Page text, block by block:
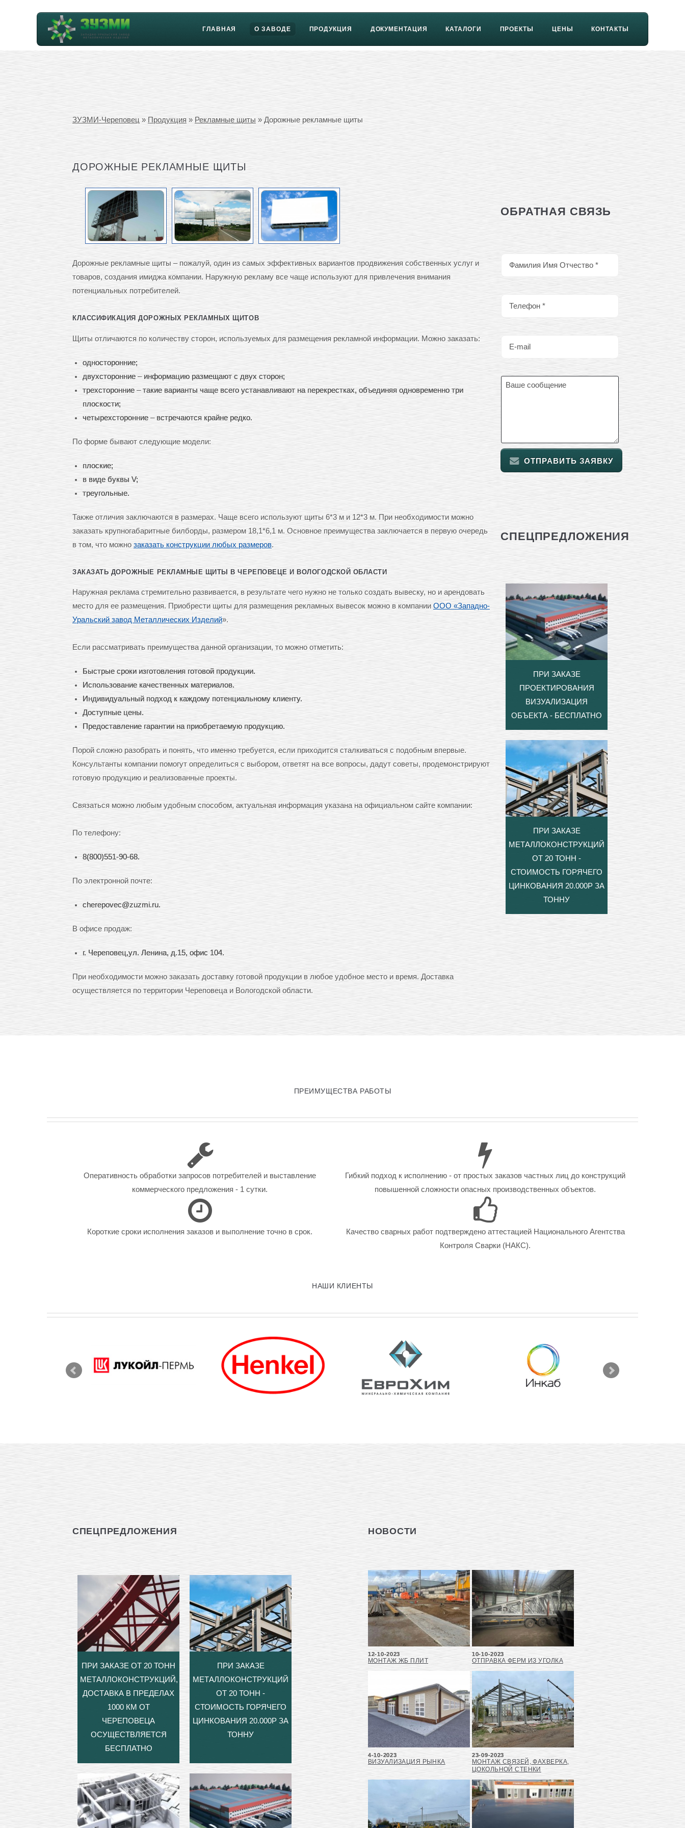
ГЛАВНАЯ О ЗАВОДЕ ПРОДУКЦИЯ ДОКУМЕНТАЦИЯ КАТАЛОГИ ПРОЕКТЫ ЦЕНЫ КОНТАКТЫ
ЗУЗМИ-Череповец » Продукция » Рекламные щиты » Дорожные рекламные щиты
ДОРОЖНЫЕ РЕКЛАМНЫЕ ЩИТЫ
Дорожные рекламные щиты – пожалуй, один из самых эффективных вариантов продвижения собственных услуг и
товаров, создания имиджа компании. Наружную рекламу все чаще используют для привлечения внимания
потенциальных потребителей.
КЛАССИФИКАЦИЯ ДОРОЖНЫХ РЕКЛАМНЫХ ЩИТОВ
Щиты отличаются по количеству сторон, используемых для размещения рекламной информации. Можно заказать:
односторонние;
двухсторонние – информацию размещают с двух сторон;
трехсторонние – такие варианты чаще всего устанавливают на перекрестках, объединяя одновременно три
плоскости;
четырехсторонние – встречаются крайне редко.
По форме бывают следующие модели:
плоские;
в виде буквы V;
треугольные.
Также отличия заключаются в размерах. Чаще всего используют щиты 6*3 м и 12*3 м. При необходимости можно
заказать крупногабаритные билборды, размером 18,1*6,1 м. Основное преимущества заключается в первую очередь
в том, что можно заказать конструкции любых размеров.
ЗАКАЗАТЬ ДОРОЖНЫЕ РЕКЛАМНЫЕ ЩИТЫ В ЧЕРЕПОВЕЦЕ И ВОЛОГОДСКОЙ ОБЛАСТИ
Наружная реклама стремительно развивается, в результате чего нужно не только создать вывеску, но и арендовать
место для ее размещения. Приобрести щиты для размещения рекламных вывесок можно в компании ООО «Западно-
Уральский завод Металлических Изделий».
Если рассматривать преимущества данной организации, то можно отметить:
Быстрые сроки изготовления готовой продукции.
Использование качественных материалов.
Индивидуальный подход к каждому потенциальному клиенту.
Доступные цены.
Предоставление гарантии на приобретаемую продукцию.
Порой сложно разобрать и понять, что именно требуется, если приходится сталкиваться с подобным впервые.
Консультанты компании помогут определиться с выбором, ответят на все вопросы, дадут советы, продемонстрируют
готовую продукцию и реализованные проекты.
Связаться можно любым удобным способом, актуальная информация указана на официальном сайте компании:
По телефону:
8(800)551-90-68.
По электронной почте:
cherepovec@zuzmi.ru.
В офисе продаж:
г. Череповец,ул. Ленина, д.15, офис 104.
При необходимости можно заказать доставку готовой продукции в любое удобное место и время. Доставка
осуществляется по территории Череповеца и Вологодской области.
ОБРАТНАЯ СВЯЗЬ
ОТПРАВИТЬ ЗАЯВКУ
СПЕЦПРЕДЛОЖЕНИЯ
ПРИ ЗАКАЗЕ
ПРОЕКТИРОВАНИЯ
ВИЗУАЛИЗАЦИЯ
ОБЪЕКТА - БЕСПЛАТНО
ПРИ ЗАКАЗЕ
МЕТАЛЛОКОНСТРУКЦИЙ
ОТ 20 ТОНН -
СТОИМОСТЬ ГОРЯЧЕГО
ЦИНКОВАНИЯ 20.000Р ЗА
ТОННУ
ПРЕИМУЩЕСТВА РАБОТЫ
Оперативность обработки запросов потребителей и выставление
коммерческого предложения - 1 сутки.
Гибкий подход к исполнению - от простых заказов частных лиц до конструкций
повышенной сложности опасных производственных объектов.
Короткие сроки исполнения заказов и выполнение точно в срок.
Качество сварных работ подтверждено аттестацией Национального Агентства
Контроля Сварки (НАКС).
НАШИ КЛИЕНТЫ
СПЕЦПРЕДЛОЖЕНИЯ
ПРИ ЗАКАЗЕ ОТ 20 ТОНН
МЕТАЛЛОКОНСТРУКЦИЙ,
ДОСТАВКА В ПРЕДЕЛАХ
1000 КМ ОТ
ЧЕРЕПОВЕЦА
ОСУЩЕСТВЛЯЕТСЯ
БЕСПЛАТНО
ПРИ ЗАКАЗЕ
МЕТАЛЛОКОНСТРУКЦИЙ
ОТ 20 ТОНН -
СТОИМОСТЬ ГОРЯЧЕГО
ЦИНКОВАНИЯ 20.000Р ЗА
ТОННУ
НОВОСТИ
12-10-2023
МОНТАЖ ЖБ ПЛИТ
10-10-2023
ОТПРАВКА ФЕРМ ИЗ УГОЛКА
4-10-2023
ВИЗУАЛИЗАЦИЯ РЫНКА
23-09-2023
МОНТАЖ СВЯЗЕЙ, ФАХВЕРКА,
ЦОКОЛЬНОЙ СТЕНКИ